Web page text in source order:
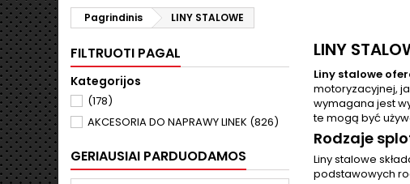
Pagrindinis LINY STALOWE
FILTRUOTI PAGAL
Kategorijos
(178)
AKCESORIA DO NAPRAWY LINEK (826)
GERIAUSIAI PARDUODAMOS
LINY
Liny stalowe
motoryzacyjnej,
wymagana jest
te mogą być
Rodzaje
Liny stalowe
podstawowych